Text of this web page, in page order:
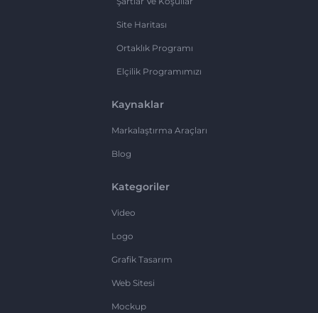
Site Haritası
Ortaklık Programı
Elçilik Programımızı
Kaynaklar
Markalaştırma Araçları
Blog
Kategoriler
Video
Logo
Grafik Tasarım
Web Sitesi
Mockup